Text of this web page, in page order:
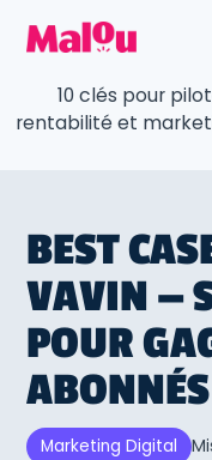
10 clés pour
rentabilité et
BEST
VAVIN —
POUR
Marketing Digital